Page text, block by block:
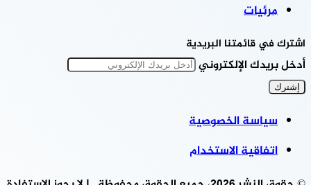
مرئيات
اشترك في قائمتنا البريدية
أدخل بريدك الإلكتروني
سياسة الخصوصية
اتفاقية الاستخدام